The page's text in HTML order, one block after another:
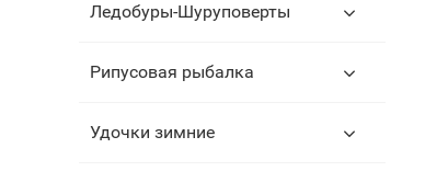
Ледобуры-Шуруповерты
Рипусовая рыбалка
Удочки зимние